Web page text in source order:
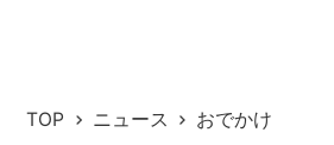
TOP ニュース おでかけ